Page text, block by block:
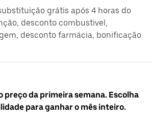
grátis após 4 horas do
desconto combustivel,
desconto farmácia, bonificação
preço da primeira semana. Escolha
para ganhar o mês inteiro.